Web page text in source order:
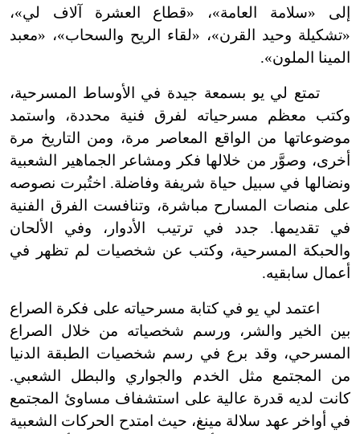
إلى «سلامة العامة»، «قطاع العشرة آلاف لي»،
«تشكيلة وحيد القرن»، «لقاء الريح والسحاب»، «معبد
المينا الملون».
تمتع لي يو بسمعة جيدة في الأوساط المسرحية،
وكتب معظم مسرحياته لفرق فنية محددة، واستمد
موضوعاتها من الواقع المعاصر مرة، ومن التاريخ مرة
أخرى، وصوَّر من خلالها فكر ومشاعر الجماهير الشعبية
ونضالها في سبيل حياة شريفة وفاضلة. اختُبرت نصوصه
على منصات المسارح مباشرة، وتنافست الفرق الفنية
في تقديمها. جدد في ترتيب الأدوار، وفي الألحان
والحبكة المسرحية، وكتب عن شخصيات لم تظهر في
أعمال سابقيه.
اعتمد لي يو في كتابة مسرحياته على فكرة الصراع
بين الخير والشر، ورسم شخصياته من خلال الصراع
المسرحي، وقد برع في رسم شخصيات الطبقة الدنيا
من المجتمع مثل الخدم والجواري والبطل الشعبي.
كانت لديه قدرة عالية على استشفاف مساوئ المجتمع
في أواخر عهد سلالة مينغ، حيث امتدح الحركات الشعبية